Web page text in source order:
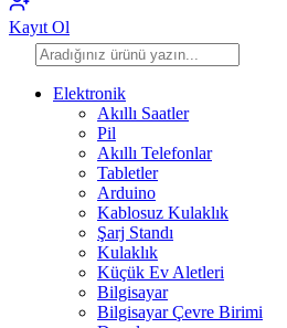
Kayıt Ol
Elektronik
Akıllı Saatler
Pil
Akıllı Telefonlar
Tabletler
Arduino
Kablosuz Kulaklık
Şarj Standı
Kulaklık
Küçük Ev Aletleri
Bilgisayar
Bilgisayar Çevre Birimi